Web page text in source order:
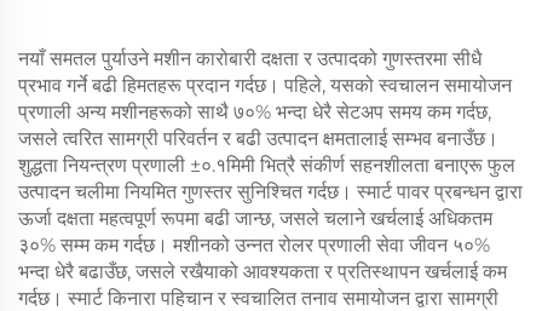
नयाँ समतल पुर्याउने मशीन कारोबारी दक्षता र उत्पादको गुणस्तरमा सीधै
प्रभाव गर्ने बढी हिमतहरू प्रदान गर्दछ। पहिले, यसको स्वचालन समायोजन
प्रणाली अन्य मशीनहरूको साथै ७०% भन्दा धेरै सेटअप समय कम गर्दछ,
जसले त्वरित सामग्री परिवर्तन र बढी उत्पादन क्षमतालाई सम्भव बनाउँछ।
शुद्धता नियन्त्रण प्रणाली ±०.१मिमी भित्रै संकीर्ण सहनशीलता बनाएरू फुल
उत्पादन चलीमा नियमित गुणस्तर सुनिश्चित गर्दछ। स्मार्ट पावर प्रबन्धन द्वारा
ऊर्जा दक्षता महत्वपूर्ण रूपमा बढी जान्छ, जसले चलाने खर्चलाई अधिकतम
३०% सम्म कम गर्दछ। मशीनको उन्नत रोलर प्रणाली सेवा जीवन ५०%
भन्दा धेरै बढाउँछ, जसले रखैयाको आवश्यकता र प्रतिस्थापन खर्चलाई कम
गर्दछ। स्मार्ट किनारा पहिचान र स्वचालित तनाव समायोजन द्वारा सामग्री